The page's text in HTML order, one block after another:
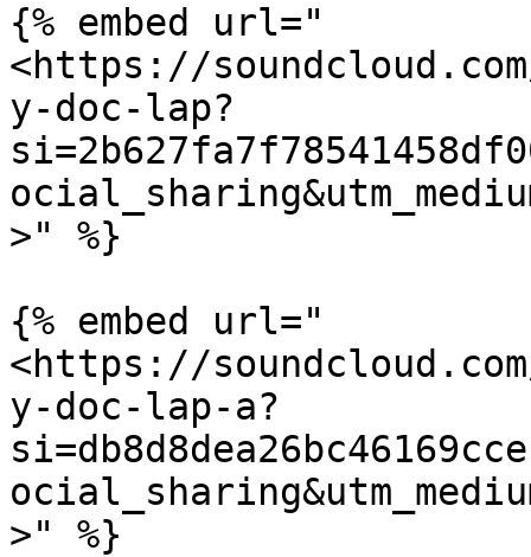
{% embed url="
<https://
y-doc-lap?
>" %}
{% embed url="
<https://
y-doc-lap-a?
>" %}